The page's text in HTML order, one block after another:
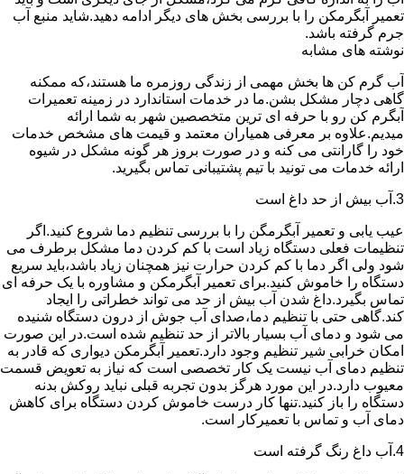
تعمیر آبگرمکن را با بررسی بخش های دیگر ادامه دهید.شاید منبع آب
جرم گرفته باشد.
نوشته های مشابه
آب گرم کن ها بخش مهمی از زندگی روزمره ما هستند،که ممکنه
گاهی دچار مشکل بشن.ما در خدمات استاندارد در زمینه تعمیرات
آبگرم کن رو با حرفه ای ترین متخصصین شهر به شما ارائه
میدیم.علاوه بر معرفی همیاران معتمد و قیمت های مشخص خدمات
خود را گارانتی می کنه و در صورت بروز هر گونه مشکل در شیوه
ارائه خدمات می تونید با تیم پشتیبانی تماس بگیرید.
3.آب بیش از حد داغ است
عیب یابی و تعمیر آبگرمگن را با بررسی تنظیم دما شروع کنید.اگر
تنظیمات فعلی دستگاه زیاد است با کم کردن دما مشکل برطرف می
شود ولی اگر دما با کم کردن حرارت نیز همچنان زیاد باشد،باید سریع
دستگاه را خاموش کنید.برای تعمیر آبگرمکن و مشاوره با یک حرفه ای
تماس بگیرد.داغ شدن آب بیش از حد می تواند خطراتی را ایجاد
کند.گاهی حتی با تنظیم دما،صدای آب جوش از درون دستگاه شنیده
می شود و دمای آب بسیار بالاتر از حد تنظیم شده است.در این صورت
امکان خرابی شیر تنظیم وجود دارد.تعمیر آبگرمکن دیواری که قادر به
تنظیم دمای آب نیست یک کار تخصصی است که نیاز به تعویض قسمت
معیوب دارد.در این مورد هرگز بدون تجربه قبلی نباید روکش بدنه
دستگاه را باز کنید.تنها کار درست خاموش کردن دستگاه برای کاهش
دمای آب و تماس با تعمیرکار است.
4.آب داغ رنگ گرفته است